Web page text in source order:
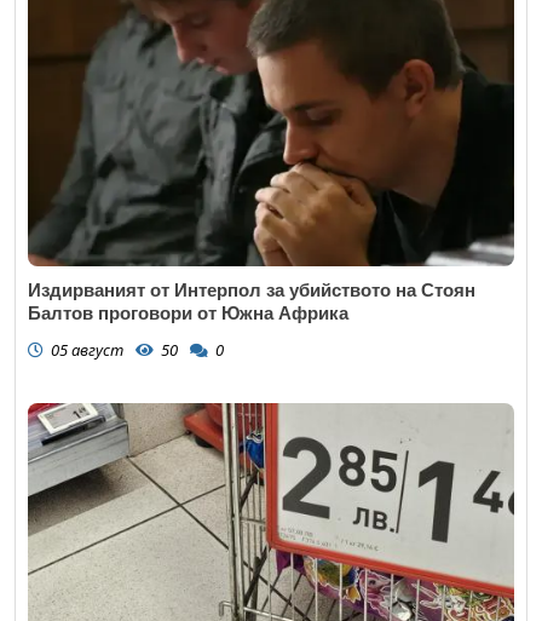
Издирваният от Интерпол за убийството на Стоян
Балтов проговори от Южна Африка
05 август 50 0